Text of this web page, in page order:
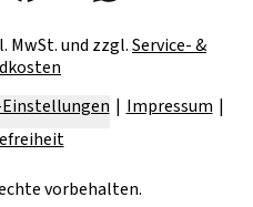
MwSt. und zzgl.Service- &
Impressum
vorbehalten.